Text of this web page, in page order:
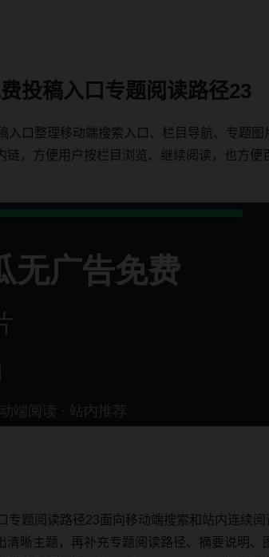
投稿入口专题阅读路径23
入口整理移动端搜索入口、栏目导航、专题
链，方便用户按栏目浏览、继续阅读，也方
专题阅读路径23面向移动端搜索和站内连续
清晰主题，再补充专题阅读路径、摘要说明